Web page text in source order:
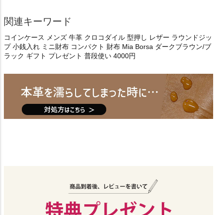
関連キーワード
コインケース メンズ 牛革 クロコダイル 型押し レザー ラウンドジッ
プ 小銭入れ ミニ財布 コンパクト 財布 Mia Borsa ダークブラウン/ブ
ラック ギフト プレゼント 普段使い 4000円